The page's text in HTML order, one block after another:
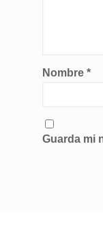
Nombre *
Guarda mi